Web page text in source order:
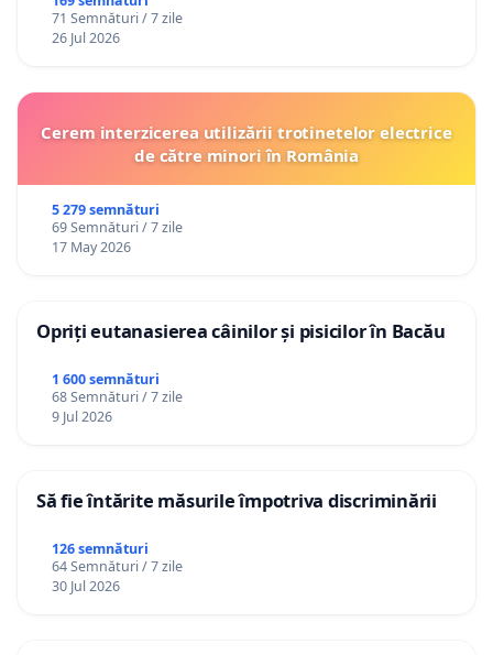
71 Semnături / 7 zile
26 Jul 2026
Cerem interzicerea utilizării trotinetelor electrice
de către minori în România
5 279 semnături
69 Semnături / 7 zile
17 May 2026
Opriți eutanasierea câinilor și pisicilor în Bacău
1 600 semnături
68 Semnături / 7 zile
9 Jul 2026
Să fie întărite măsurile împotriva discriminării
126 semnături
64 Semnături / 7 zile
30 Jul 2026